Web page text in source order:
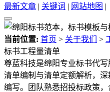
最新文章 | 关键词 | 网站地图 |
当前位置: 首页 > 关于我们 >
标书工程量清单
尊蓝科技是绵阳专业标书代
清单编制与清单定额解析，
编写。团队熟悉招投标政策